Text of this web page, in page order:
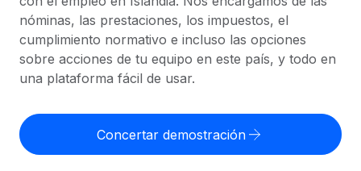
legalidad.
Employer of Record
Expándete en todo el mundo sin gastar en entidades.
cumpliendo la normativa.
Explorador de países
Consulta el soporte del empleo global según el país.
Explorador estatal de EE. UU.
Simplifica la contratación en todos los estados de EE.
Comparador de Remote
Compáranos con otras empresas.
HERRAMIENTAS Y CALCULADORAS
Calculadora del riesgo de clasificación errónea
Consulta el riesgo de clasificación errónea por país.
cualquier país.
Precios
English
nóminas, las prestaciones, los impuestos, el
cumplimiento normativo e incluso las opciones
sobre acciones de tu equipo en este país, y todo en
una plataforma fácil de usar.
Concertar demostración